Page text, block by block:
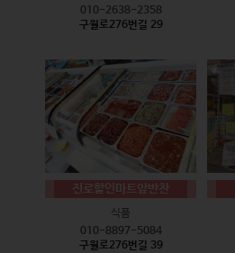
010-2638-2358
구월로276번길 29
진로할인마트앞반찬
식품
010-8897-5084
구월로276번길 39